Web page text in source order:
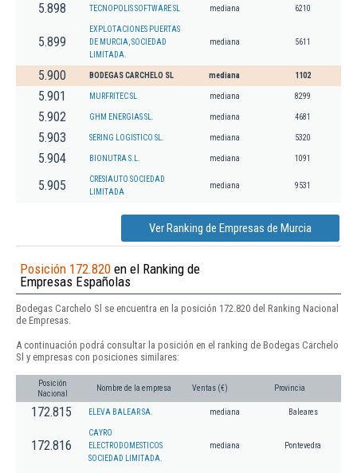
5.898 TECNOPOLIS SOFTWARE SL mediana 6210
5.899
EXPLOTACIONES PUERTAS
DE MURCIA, SOCIEDAD
LIMITADA.
mediana 5611
5.900 BODEGAS CARCHELO SL mediana 1102
5.901 MURFRITEC SL mediana 8299
5.902 GHM ENERGIAS SL. mediana 4681
5.903 SERING LOGISTICO SL. mediana 5320
5.904 BIONUTRA S.L. mediana 1091
5.905
CRESIAUTO SOCIEDAD
LIMITADA
mediana 9531
Ver Ranking de Empresas de Murcia
Posición 172.820 en el Ranking de
Empresas Españolas
Bodegas Carchelo Sl se encuentra en la posición 172.820 del Ranking Nacional
de Empresas.
A continuación podrá consultar la posición en el ranking de Bodegas Carchelo
Sl y empresas con posiciones similares:
Posición
Nacional
Nombre de la empresa Ventas (€) Provincia
172.815 ELEVA BALEAR SA. mediana Baleares
172.816
CAYRO
ELECTRODOMESTICOS
SOCIEDAD LIMITADA.
mediana Pontevedra